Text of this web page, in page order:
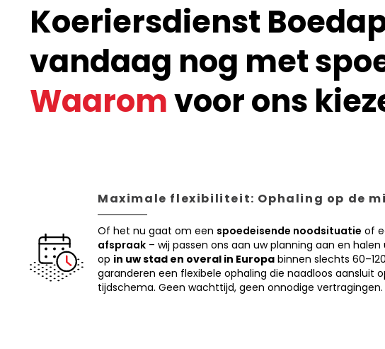
Koeriersdienst
vandaag nog met
Waaromvoor ons
Maximale flexibiliteit: Ophaling op de
Of het nu gaat om een spoedeisende noodsituatie of
afspraak – wij passen ons aan uw planning aan en halen
op in uw stad en overal in Europa binnen slechts
garanderen een flexibele ophaling die naadloos aansluit
tijdschema. Geen wachttijd, geen onnodige vertragingen.